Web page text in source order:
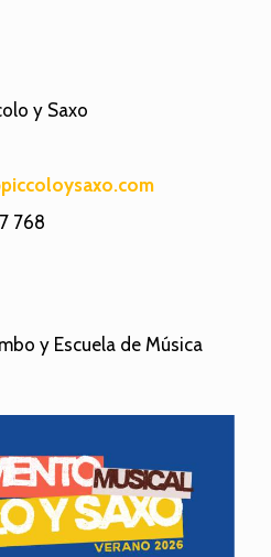
y Saxo
768
y Escuela de Música